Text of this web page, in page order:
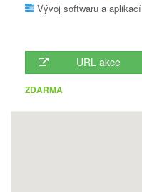
Vývoj softwaru a aplikací
URL akce
ZDARMA